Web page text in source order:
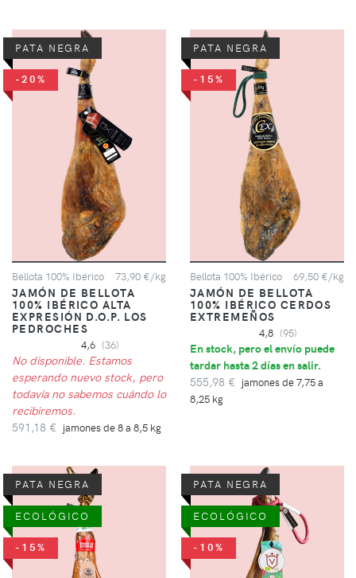
PATA NEGRA
-20%
Bellota 100% Ibérico 73,90 €/kg
JAMÓN DE BELLOTA
100% IBÉRICO ALTA
EXPRESIÓN D.O.P. LOS
PEDROCHES
4,6 (36)
No disponible. Estamos
esperando nuevo stock, pero
todavía no sabemos cuándo lo
recibiremos.
591,18 € jamones de 8 a 8,5 kg
PATA NEGRA
-15%
Bellota 100% Ibérico 69,50 €/kg
JAMÓN DE BELLOTA
100% IBÉRICO CERDOS
EXTREMEÑOS
4,8 (95)
En stock, pero el envío puede
tardar hasta 2 días en salir.
555,98 € jamones de 7,75 a
8,25 kg
PATA NEGRA
ECOLÓGICO
-15%
PATA NEGRA
ECOLÓGICO
-10%